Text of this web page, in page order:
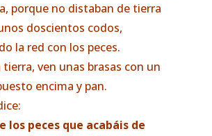
porque no distaban de tierra
doscientos codos,
la red con los peces.
tierra, ven unas brasas con un
encima y pan.
los peces que acabáis de